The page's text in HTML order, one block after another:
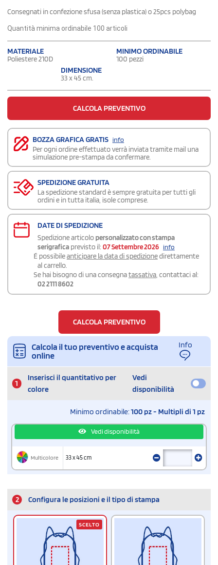
Consegnati in confezione sfusa (senza plastica) o 25pcs polybag
Quantità minima ordinabile 100 articoli
MATERIALE
Poliestere 210D
MINIMO ORDINABILE
100 pezzi
DIMENSIONE
33 x 45 cm.
CALCOLA PREVENTIVO
BOZZA GRAFICA GRATIS info
Per ogni ordine effettuato verrà inviata tramite mail una
simulazione pre-stampa da confermare.
SPEDIZIONE GRATUITA
La spedizione standard è sempre gratuita per tutti gli
ordini e in tutta italia, isole comprese.
DATE DI SPEDIZIONE
Spedizione articolo personalizzato con stampa
serigrafica previsto il: 07 Settembre 2026 info
É possibileanticipare la data di spedizionedirettamente
al carrello.
Se hai bisogno di una consegnatassativa, contattaci al:
02 2111 8602
CALCOLA PREVENTIVO
Calcola il tuo preventivo e acquista
online
Info
1
Inserisci il quantitativo per
colore
Vedi
disponibilità
Minimo ordinabile:100 pz - Multipli di 1 pz
Vedi disponibilità
Multicolore 33 x 45 cm
2 Configura le posizioni e il tipo di stampa
SCELTO